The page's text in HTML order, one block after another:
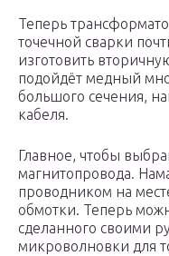
Теперь
точечной сварки
изготовить
подойдёт медный
большого сечения,
кабеля.
Главное, чтобы
магнитопровода.
проводником на
обмотки. Теперь
сделанного своими
микроволновки для